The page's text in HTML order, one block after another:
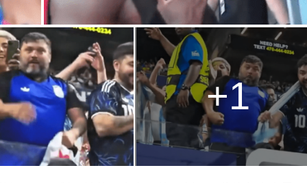
+1